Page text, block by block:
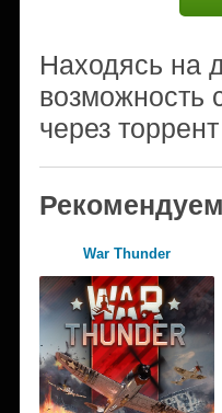
Находясь на
возможность
через
War Thunder